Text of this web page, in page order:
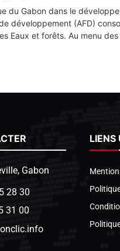
du Gabon dans le
développement (AFD)
Eaux et forêts. Au menu
Gabon
28 30
31 00
LIENS